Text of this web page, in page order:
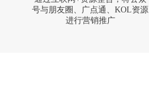
号与朋友圈、广点通、KOL资源
进行营销推广